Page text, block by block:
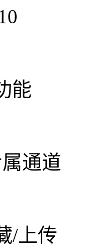
能
通道
/上传